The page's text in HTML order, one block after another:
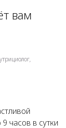
вам
часов в сутки